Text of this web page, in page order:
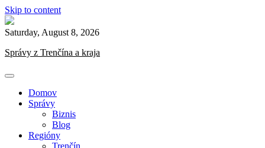
Skip to content
Saturday, August 8, 2026
Správy z Trenčína a kraja
Domov
Správy
Biznis
Blog
Regióny
Trenčín